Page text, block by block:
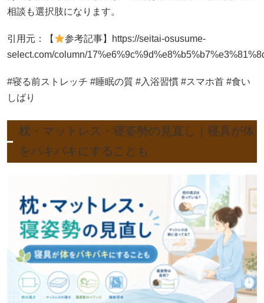
相談も選択肢になります。
引用元：【
参考記事】https://seitai-osusume-
select.com/column/
#寝る前ストレッチ #睡眠の質 #入浴習慣 #スマホ首 #食い
しばり
枕・マットレス・寝姿勢の見直し｜寝具が体
をバキバキにすることも